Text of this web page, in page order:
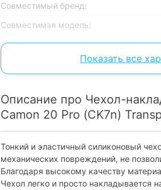
Совместимый бренд:
Совместимая модель:
Характеристики и комплектация
Показать все
Описание про Чeхол-
Camon 20 Pro (CK7n)
Тонкий и эластичный силиконовый
механических повреждений, не
Благодаря высокому качеству
Чехол легко и просто накладывается